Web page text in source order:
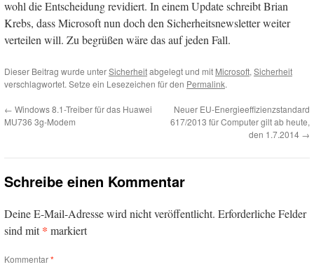
wohl die Entscheidung revidiert. In einem Update schreibt Brian
Krebs, dass Microsoft nun doch den Sicherheitsnewsletter weiter
verteilen will. Zu begrüßen wäre das auf jeden Fall.
Dieser Beitrag wurde unterSicherheitabgelegt und mit Microsoft, Sicherheit
verschlagwortet. Setze ein Lesezeichen für den Permalink.
← Windows 8.1-Treiber für das Huawei
MU736 3g-Modem
Neuer EU-Energieeffizienzstandard
617/2013 für Computer gilt ab heute,
den 1.7.2014 →
Schreibe einen Kommentar
Deine E-Mail-Adresse wird nicht veröffentlicht. Erforderliche Felder
sind mit* markiert
Kommentar*